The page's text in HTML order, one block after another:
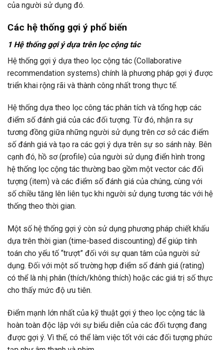
của người sử dụng đó.
Các hệ thống gợi ý phổ biến
1 Hệ thống gợi ý dựa trên lọc cộng tác
Hệ thống gợi ý dựa theo lọc cộng tác (Collaborative
recommendation systems) chính là phương pháp gợi ý được
triển khai rộng rãi và thành công nhất trong thực tế.
Hệ thống dựa theo lọc công tác phân tích và tổng hợp các
điểm số đánh giá của các đối tượng. Từ đó, nhận ra sự
tương đồng giữa những người sử dụng trên cơ sở các điểm
số đánh giá và tạo ra các gợi ý dựa trên sự so sánh này. Bên
cạnh đó, hồ sơ (profile) của người sử dụng điển hình trong
hệ thống lọc cộng tác thường bao gồm một vector các đối
tượng (item) và các điểm số đánh giá của chúng, cùng với
số chiều tăng lên liên tục khi người sử dụng tương tác với hệ
thống theo thời gian.
Một số hệ thống gợi ý còn sử dụng phương pháp chiết khấu
dựa trên thời gian (time-based discounting) để giúp tính
toán cho yếu tố “trượt” đối với sự quan tâm của người sử
dụng. Đối với một số trường hợp điểm số đánh giá (rating)
có thể là nhị phân (thích/không thích) hoặc các giá trị số thực
cho thấy mức độ ưu tiên.
Điểm mạnh lớn nhất của kỹ thuật gợi ý theo lọc cộng tác là
hoàn toàn độc lập với sự biểu diễn của các đối tượng đang
được gợi ý. Vì thế, có thể làm việc tốt với các đối tượng phức